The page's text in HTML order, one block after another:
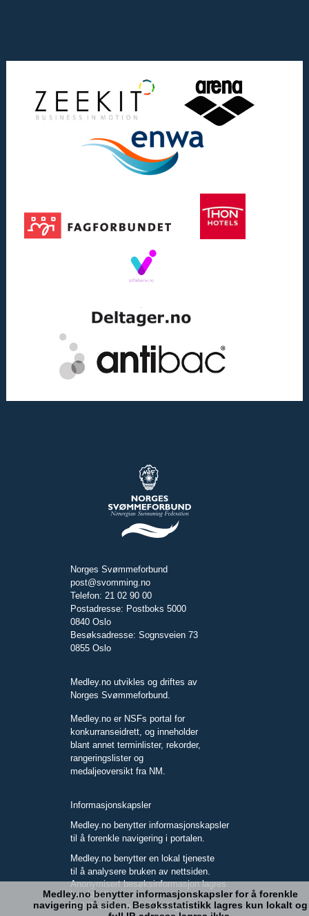
Norges Svømmeforbund
post@svomming.no
Telefon: 21 02 90 00
Postadresse: Postboks 5000
0840 Oslo
Besøksadresse: Sognsveien 73
0855 Oslo
Medley.no utvikles og driftes av
Norges Svømmeforbund.
Medley.no er NSFs portal for
konkurranseidrett, og inneholder
blant annet terminlister, rekorder,
rangeringslister og
medaljeoversikt fra NM.
Informasjonskapsler
Medley.no benytter informasjonskapsler
til å forenkle navigering i portalen.
Medley.no benytter en lokal tjeneste
til å analysere bruken av nettsiden.
Anonymisert besøksinformasjon lagres
kun lokalt.
Full IP-adresse blir ikke lagret.
Medley.no benytter informasjonskapsler for å forenkle
navigering på siden. Besøksstatistikk lagres kun lokalt og